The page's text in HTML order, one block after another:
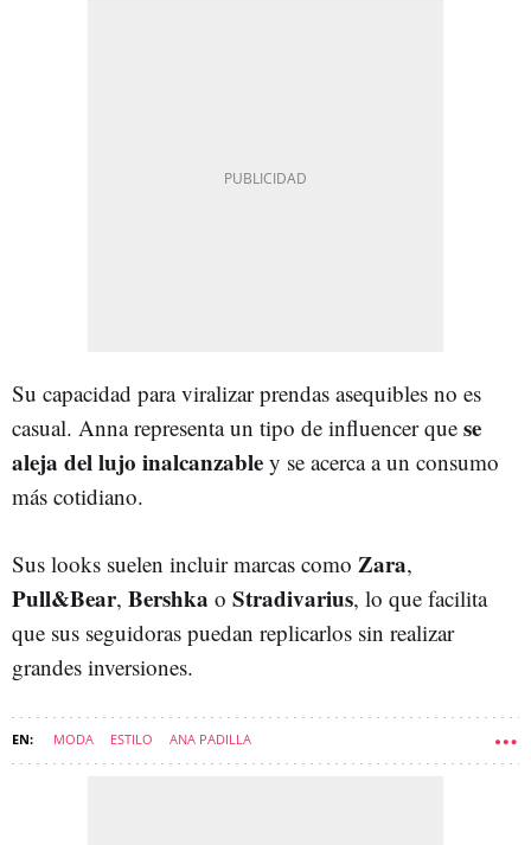
Su capacidad para viralizar prendas asequibles no es
casual. Anna representa un tipo de influencer que se
aleja del lujo inalcanzable y se acerca a un consumo
más cotidiano.
Sus looks suelen incluir marcas como Zara,
Pull&Bear, Bershka o Stradivarius, lo que facilita
que sus seguidoras puedan replicarlos sin realizar
grandes inversiones.
MODA ESTILO ANA PADILLA